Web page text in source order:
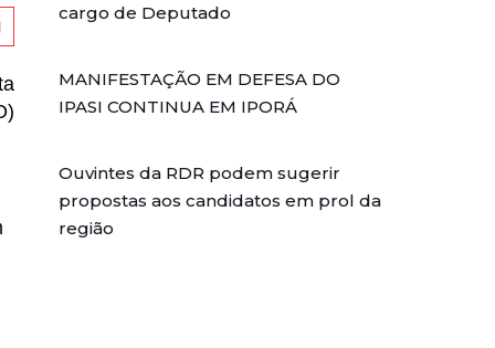
cargo de Deputado
MANIFESTAÇÃO EM DEFESA DO
IPASI CONTINUA EM IPORÁ
Ouvintes da RDR podem sugerir
propostas aos candidatos em prol da
região